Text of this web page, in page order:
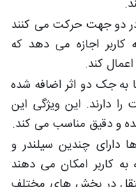
دو جهت حرکت می کنند
کاربر اجازه می دهد که
کند.
جک دو اثر اضافه شده
دارند. این ویژگی این
و دقیق مناسب می کند.
دارای چندین سیلندر و
کاربر امکان می دهند